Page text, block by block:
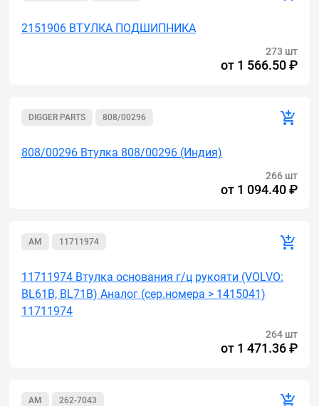
2151906 ВТУЛКА ПОДШИПНИКА
273 шт
от 1 566.50 ₽
DIGGER PARTS 808/00296
808/00296 Втулка 808/00296 (Индия)
266 шт
от 1 094.40 ₽
AM 11711974
11711974 Втулка основания г/ц рукояти (VOLVO:
BL61B, BL71B) Аналог (сер.номера > 1415041)
11711974
264 шт
от 1 471.36 ₽
AM 262-7043